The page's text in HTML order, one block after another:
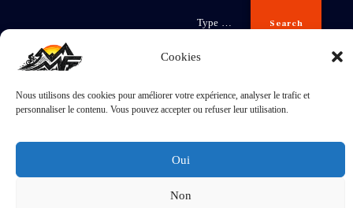
Cookies
Nous utilisons des cookies pour améliorer votre expérience, analyser le trafic et
personnaliser le contenu. Vous pouvez accepter ou refuser leur utilisation.
Oui
Non
Search
Inscris-
toi
J'accepte laPolitique de confidentialité.